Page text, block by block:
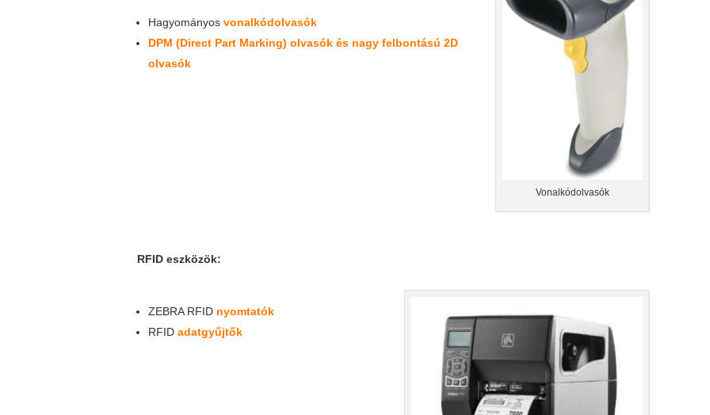
Vonalkódolvasók
Hagyományos vonalkódolvasók
DPM (Direct Part Marking) olvasók és nagy felbontású 2D
olvasók
RFID eszközök:
ZEBRA RFID nyomtatók
RFID adatgyűjtők